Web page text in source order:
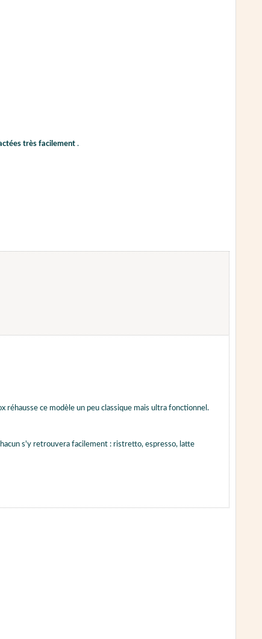
très facilement .
réhausse ce modèle un peu classique mais ultra fonctionnel.
s'y retrouvera facilement : ristretto, espresso, latte